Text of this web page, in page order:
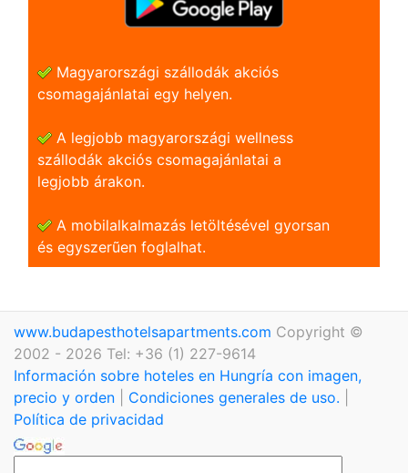
Magyarországi szállodák akciós
csomagajánlatai egy helyen.
A legjobb magyarországi wellness
szállodák akciós csomagajánlatai a
legjobb árakon.
A mobilalkalmazás letöltésével gyorsan
és egyszerũen foglalhat.
www.budapesthotelsapartments.com Copyright ©
2002 - 2026 Tel: +36 (1) 227-9614
Información sobre hoteles en Hungría con imagen,
precio y orden
Condiciones generales de uso.
Política de privacidad